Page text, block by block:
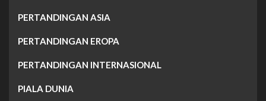
PERTANDINGAN ASIA
PERTANDINGAN EROPA
PERTANDINGAN INTERNASIONAL
PIALA DUNIA